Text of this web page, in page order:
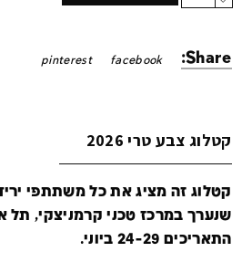
Share:
facebook
pinterest
קטלוג צבע טרי 2026
שנערך במרכז טכני קרמניצקי, תל
התאריכים 24-29 ביוני.